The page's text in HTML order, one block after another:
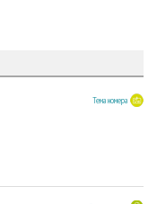
Тема номера